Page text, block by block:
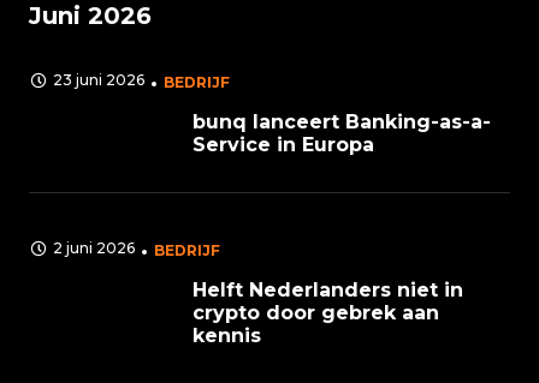
Juni 2026
23 juni 2026 BEDRIJF
bunq lanceert Banking-as-a-
Service in Europa
2 juni 2026 BEDRIJF
Helft Nederlanders niet in
crypto door gebrek aan
kennis